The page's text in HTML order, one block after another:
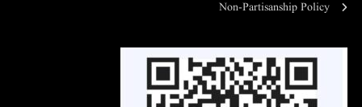
Non-Partisanship Policy